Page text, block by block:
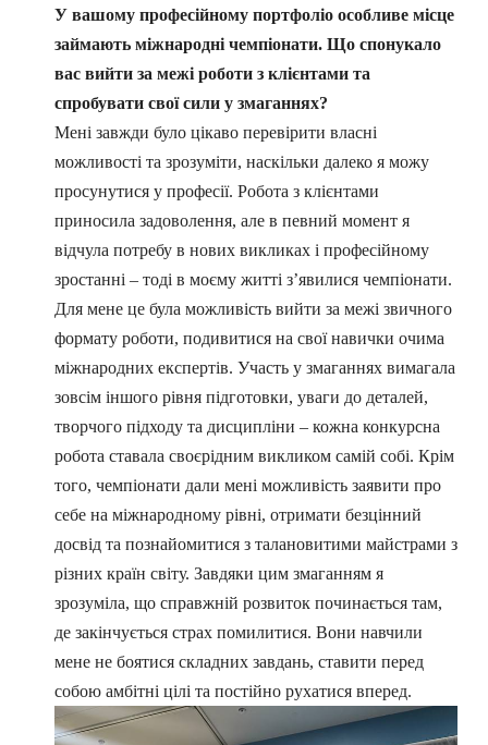
У вашому професійному портфоліо особливе місце
займають міжнародні чемпіонати. Що спонукало
вас вийти за межі роботи з клієнтами та
спробувати свої сили у змаганнях?
Мені завжди було цікаво перевірити власні
можливості та зрозуміти, наскільки далеко я можу
просунутися у професії. Робота з клієнтами
приносила задоволення, але в певний момент я
відчула потребу в нових викликах і професійному
зростанні – тоді в моєму житті з’явилися чемпіонати.
Для мене це була можливість вийти за межі звичного
формату роботи, подивитися на свої навички очима
міжнародних експертів. Участь у змаганнях вимагала
зовсім іншого рівня підготовки, уваги до деталей,
творчого підходу та дисципліни – кожна конкурсна
робота ставала своєрідним викликом самій собі. Крім
того, чемпіонати дали мені можливість заявити про
себе на міжнародному рівні, отримати безцінний
досвід та познайомитися з талановитими майстрами з
різних країн світу. Завдяки цим змаганням я
зрозуміла, що справжній розвиток починається там,
де закінчується страх помилитися. Вони навчили
мене не боятися складних завдань, ставити перед
собою амбітні цілі та постійно рухатися вперед.